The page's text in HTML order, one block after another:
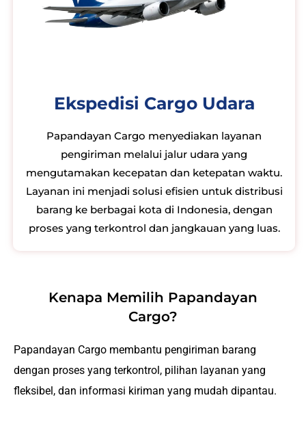
Ekspedisi Cargo Udara
Papandayan Cargo menyediakan layanan
pengiriman melalui jalur udara yang
mengutamakan kecepatan dan ketepatan waktu.
Layanan ini menjadi solusi efisien untuk distribusi
barang ke berbagai kota di Indonesia, dengan
proses yang terkontrol dan jangkauan yang luas.
Kenapa Memilih Papandayan
Cargo?
Papandayan Cargo membantu pengiriman barang
dengan proses yang terkontrol, pilihan layanan yang
fleksibel, dan informasi kiriman yang mudah dipantau.